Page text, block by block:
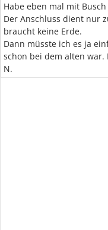
Habe eben mal mit
Der Anschluss dient nur
braucht keine Erde.
Dann müsste ich es ja
schon bei dem alten war.
N.